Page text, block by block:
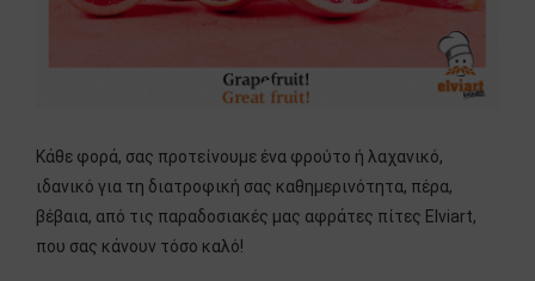
Κάθε φορά, σας προτείνουμε ένα φρούτο ή λαχανικό,
ιδανικό για τη διατροφική σας καθημερινότητα, πέρα,
βέβαια, από τις παραδοσιακές μας αφράτες πίτες Elviart,
που σας κάνουν τόσο καλό!